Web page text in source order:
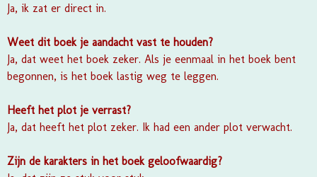
Ja, ik zat er direct in.
Weet dit boek je aandacht vast te houden?
Ja, dat weet het boek zeker. Als je eenmaal in het boek bent
begonnen, is het boek lastig weg te leggen.
Heeft het plot je verrast?
Ja, dat heeft het plot zeker. Ik had een ander plot verwacht.
Zijn de karakters in het boek geloofwaardig?